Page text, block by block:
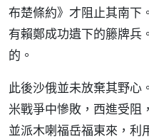
布楚條約》才阻止其南下
有賴鄭成功遺下的籐牌兵
的。
此後沙俄並未放棄其野心
米戰爭中慘敗，西進受阻
並派木喇福岳福東來，利